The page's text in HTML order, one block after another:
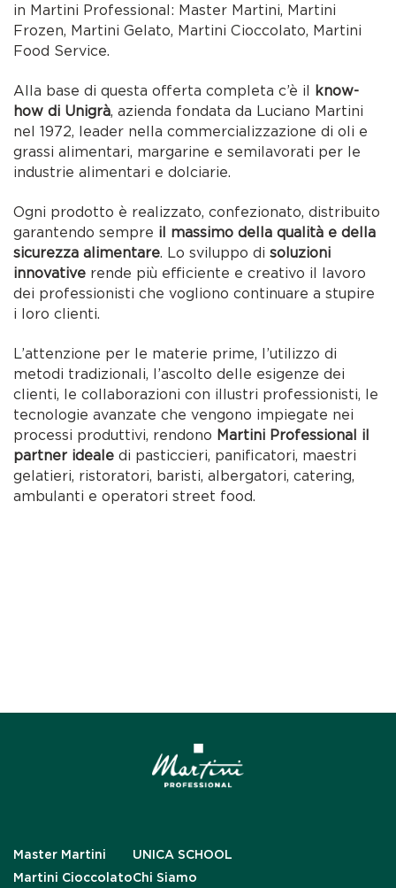
in Martini Professional: Master Martini, Martini
Frozen, Martini Gelato, Martini Cioccolato, Martini
Food Service.
Alla base di questa offerta completa c’è il
know-
how di Unigrà, azienda fondata da Luciano Martini
nel 1972, leader nella commercializzazione di oli e
grassi alimentari, margarine e semilavorati per le
industrie alimentari e dolciarie.
Ogni prodotto è realizzato, confezionato, distribuito
garantendo sempre il massimo della qualità e della
sicurezza alimentare. Lo sviluppo disoluzioni
innovative rende più efficiente e creativo il lavoro
dei professionisti che vogliono continuare a stupire
i loro clienti.
L’attenzione per le materie prime, l’utilizzo di
metodi tradizionali, l’ascolto delle esigenze dei
clienti, le collaborazioni con illustri professionisti, le
tecnologie avanzate che vengono impiegate nei
processi produttivi, rendono Martini Professional il
partner ideale di pasticcieri, panificatori, maestri
gelatieri, ristoratori, baristi, albergatori, catering,
ambulanti e operatori street food.
Master Martini
Martini Cioccolato
UNICA SCHOOL
Chi Siamo